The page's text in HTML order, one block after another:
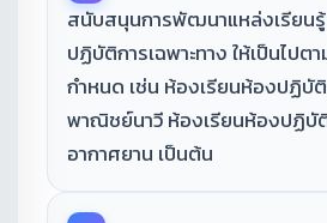
สนับสนุนการพัฒนาแหล่งเรียน
ปฏิบัติการเฉพาะทาง ให้เป็นไปต
กำหนด เช่น ห้องเรียนห้องปฏิบั
พาณิชย์นาวี ห้องเรียนห้องปฏิบั
อากาศยาน เป็นต้น